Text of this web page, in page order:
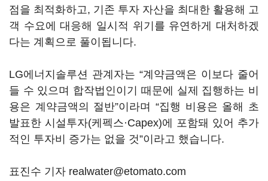
점을 최적화하고, 기존 투자 자산을 최대한 활용해 고
객 수요에 대응해 일시적 위기를 유연하게 대처하겠
다는 계획으로 풀이됩니다.
LG에너지솔루션 관계자는 “계약금액은 이보다 줄어
들 수 있으며 합작법인이기 때문에 실제 집행하는 비
용은 계약금액의 절반”이라며 “집행 비용은 올해 초
발표한 시설투자(케펙스·Capex)에 포함돼 있어 추가
적인 투자비 증가는 없을 것”이라고 했습니다.
표진수 기자 realwater@etomato.com